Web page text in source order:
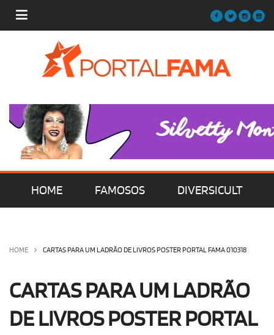
HOME FAMOSOS DIVERSICULT
OLHA ISSO! EU QUERO!
HOME CARTAS PARA UM LADRÃO DE LIVROS POSTER PORTAL FAMA 010318
CARTAS PARA UM LADRÃO
DE LIVROS POSTER PORTAL